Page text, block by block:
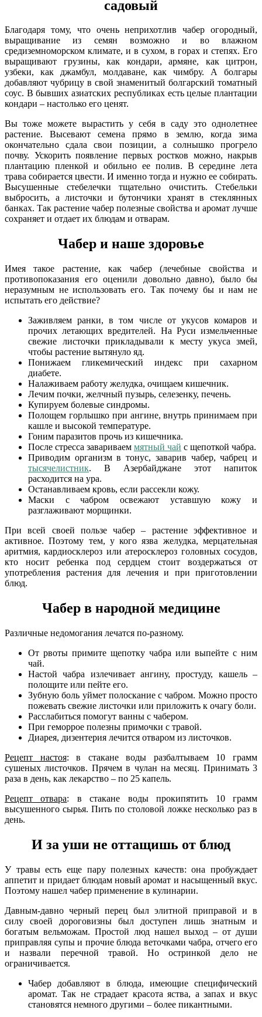
садовый
Благодаря тому, что очень неприхотлив чабер огородный,
выращивание из семян возможно и во влажном
средиземноморском климате, и в сухом, в горах и степях. Его
выращивают грузины, как кондари, армяне, как цитрон,
узбеки, как джамбул, молдаване, как чимбру. А болгары
добавляют чубрицу в свой знаменитый болгарский томатный
соус. В бывших азиатских республиках есть целые плантации
кондари – настолько его ценят.
Вы тоже можете вырастить у себя в саду это однолетнее
растение. Высевают семена прямо в землю, когда зима
окончательно сдала свои позиции, а солнышко прогрело
почву. Ускорить появление первых ростков можно, накрыв
плантацию пленкой и обильно ее полив. В середине лета
трава собирается цвести. И именно тогда и нужно ее собирать.
Высушенные стебелечки тщательно очистить. Стебельки
выбросить, а листочки и бутончики хранят в стеклянных
банках. Так растение чабер полезные свойства и аромат лучше
сохраняет и отдает их блюдам и отварам.
Чабер и наше здоровье
Имея такое растение, как чабер (лечебные свойства и
противопоказания его оценили довольно давно), было бы
неразумным не использовать его. Так почему бы и нам не
испытать его действие?
Заживляем ранки, в том числе от укусов комаров и
прочих летающих вредителей. На Руси измельченные
свежие листочки прикладывали к месту укуса змей,
чтобы растение вытянуло яд.
Понижаем гликемический индекс при сахарном
диабете.
Налаживаем работу желудка, очищаем кишечник.
Лечим почки, желчный пузырь, селезенку, печень.
Купируем болевые синдромы.
Полощем горлышко при ангине, внутрь принимаем при
кашле и высокой температуре.
Гоним паразитов прочь из кишечника.
После стресса завариваем мятный чай с щепоткой чабра.
Приводим организм в тонус, заварив чабер, чабрец и
тысячелистник. В Азербайджане этот напиток
расходится на ура.
Останавливаем кровь, если рассекли кожу.
Маски с чабром освежают уставшую кожу и
разглаживают морщинки.
При всей своей пользе чабер – растение эффективное и
активное. Поэтому тем, у кого язва желудка, мерцательная
аритмия, кардиосклероз или атеросклероз головных сосудов,
кто носит ребенка под сердцем стоит воздержаться от
употребления растения для лечения и при приготовлении
блюд.
Чабер в народной медицине
Различные недомогания лечатся по-разному.
От рвоты примите щепотку чабра или выпейте с ним
чай.
Настой чабра излечивает ангину, простуду, кашель –
полощите или пейте его.
Зубную боль уймет полоскание с чабром. Можно просто
пожевать свежие листочки или приложить к очагу боли.
Расслабиться помогут ванны с чабером.
При геморрое полезны примочки с травой.
Диарея, дизентерия лечится отваром из листочков.
Рецепт настоя: в стакане воды разбалтываем 10 грамм
сушеных листочков. Прячем в чулан на месяц. Принимать 3
раза в день, как лекарство – по 25 капель.
Рецепт отвара: в стакане воды прокипятить 10 грамм
высушенного сырья. Пить по столовой ложке несколько раз в
день.
И за уши не оттащишь от блюд
У травы есть еще пару полезных качеств: она пробуждает
аппетит и придает блюдам новый аромат и насыщенный вкус.
Поэтому нашел чабер применение в кулинарии.
Давным-давно черный перец был элитной приправой и в
силу своей дороговизны был доступен лишь знатным и
богатым вельможам. Простой люд нашел выход – от души
приправляя супы и прочие блюда веточками чабра, отчего его
и назвали перечной травой. Но остринкой дело не
ограничивается.
Чабер добавляют в блюда, имеющие специфический
аромат. Так не страдает красота яства, а запах и вкус
становятся немного другими – более пикантными.